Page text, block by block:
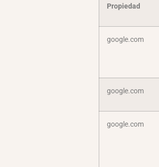
Propiedad
google.com
google.com
google.com